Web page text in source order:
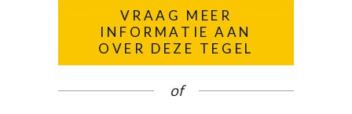
VRAAG MEER
INFORMATIE AAN
OVER DEZE TEGEL
of